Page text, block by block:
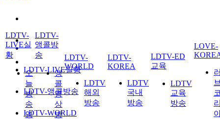
LDTV-LIVE실황
LDTV-앵콜방송
LDTV-WORLD
LDTV-
LIVE실
황
오
늘
방
송
영
LDTV-
앵콜방
송
앵
콜
영
상
방
LDTV-
WORLD
LDTV
해외
방송
LDTV-
KOREA
LDTV
국내
방송
LDTV-ED
교육
LDTV
교육
방송
LOVE-